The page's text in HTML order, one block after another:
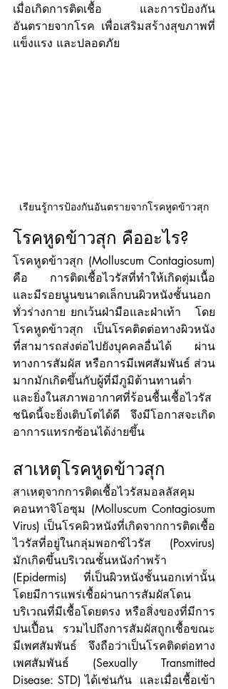
เมื่อเกิดการติดเชื้อ และการป้องกัน
อันตรายจากโรค เพื่อเสริมสร้างสุขภาพที่
แข็งแรง และปลอดภัย
เรียนรู้การป้องกันอันตรายจากโรคหูดข้าวสุก
โรคหูดข้าวสุก คืออะไร?
โรคหูดข้าวสุก (Molluscum Contagiosum)
คือ การติดเชื้อไวรัสที่ทำให้เกิดตุ่มเนื้อ
และมีรอยนูนขนาดเล็กบนผิวหนังชั้นนอก
ทั่วร่างกาย ยกเว้นฝ่ามือและฝ่าเท้า   โดย
โรคหูดข้าวสุก เป็นโรคติดต่อทางผิวหนัง
ที่สามารถส่งต่อไปยังบุคคลอื่นได้ ผ่าน
ทางการสัมผัส หรือการมีเพศสัมพันธ์ ส่วน
มากมักเกิดขึ้นกับผู้ที่มีภูมิต้านทานต่ำ
และยิ่งในสภาพอากาศที่ร้อนชื้นเชื้อไวรัส
ชนิดนี้จะยิ่งเติบโตได้ดี จึงมีโอกาสจะเกิด
อาการแทรกซ้อนได้ง่ายขึ้น
สาเหตุโรคหูดข้าวสุก
สาเหตุจากการติดเชื้อไวรัสมอลลัสคุม
คอนทาจิโอซุม (Molluscum Contagiosum
Virus) เป็นโรคผิวหนังที่เกิดจากการติดเชื้อ
ไวรัสที่อยู่ในกลุ่มพอกซ์ไวรัส (Poxvirus)
มักเกิดขึ้นบริเวณชั้นหนังกำพร้า
(Epidermis) ที่เป็นผิวหนังชั้นนอกเท่านั้น
โดยมีการแพร่เชื้อผ่านการสัมผัสโดน
บริเวณที่มีเชื้อโดยตรง หรือสิ่งของที่มีการ
ปนเปื้อน รวมไปถึงการสัมผัสถูกเชื้อขณะ
มีเพศสัมพันธ์ จึงถือว่าเป็นโรคติดต่อทาง
เพศสัมพันธ์ (Sexually Transmitted
Disease: STD) ได้เช่นกัน  และเมื่อเชื้อเข้า